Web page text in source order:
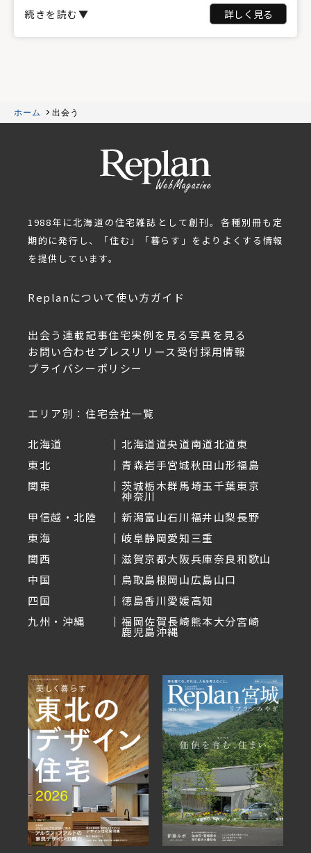
続きを読む▼ 詳しく見る
ホーム 出会う
1988年に北海道の住宅雑誌として創刊。各種別冊も定
期的に発行し、「住む」「暮らす」をよりよくする情報
を提供しています。
Replanについて使い方ガイド
出会う 連載記事住宅実例を見る写真を見る
お問い合わせ プレスリリース受付採用情報
プライバシーポリシー
エリア別：住宅会社一覧
北海道 北海道道央道南道北道東
東北
青森岩手宮城秋田山形福島
関東
茨城栃木群馬埼玉千葉東京
神奈川
甲信越・北陸
新潟富山石川福井山梨長野
東海
岐阜静岡愛知三重
関西
滋賀京都大阪兵庫奈良和歌山
中国
鳥取島根岡山広島山口
四国
徳島香川愛媛高知
九州・沖縄
福岡佐賀長崎熊本大分宮崎
鹿児島沖縄